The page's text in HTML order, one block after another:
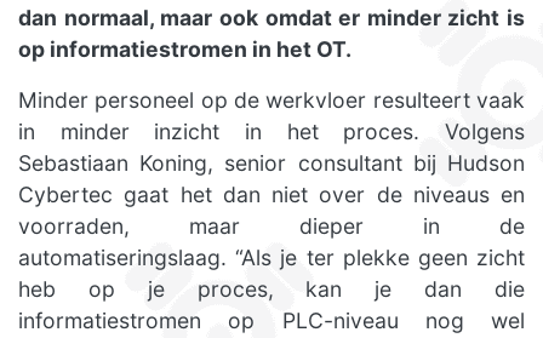
dan normaal, maar ook omdat er minder zicht is
op informatiestromen in het OT.
Minder personeel op de werkvloer resulteert vaak
in minder inzicht in het proces. Volgens
Sebastiaan Koning, senior consultant bij Hudson
Cybertec gaat het dan niet over de niveaus en
voorraden, maar dieper in de
automatiseringslaag. “Als je ter plekke geen zicht
heb op je proces, kan je dan die
informatiestromen op PLC-niveau nog wel